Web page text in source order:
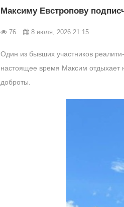
Максиму Евстропову
76 8 июля, 2026 21:15
Один из бывших участников
настоящее время Максим отдыхает
доброты.